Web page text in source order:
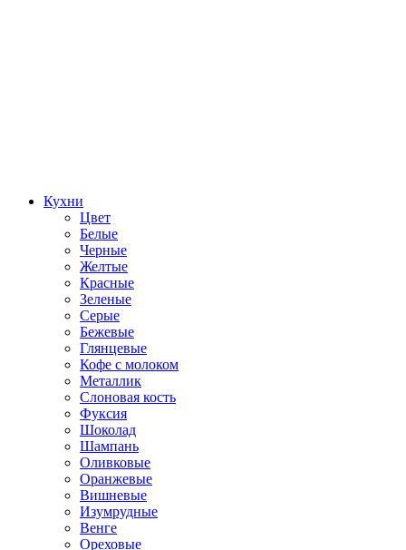
Кухни
Цвет
Белые
Черные
Желтые
Красные
Зеленые
Серые
Бежевые
Глянцевые
Кофе с молоком
Металлик
Слоновая кость
Фуксия
Шоколад
Шампань
Оливковые
Оранжевые
Вишневые
Изумрудные
Венге
Ореховые